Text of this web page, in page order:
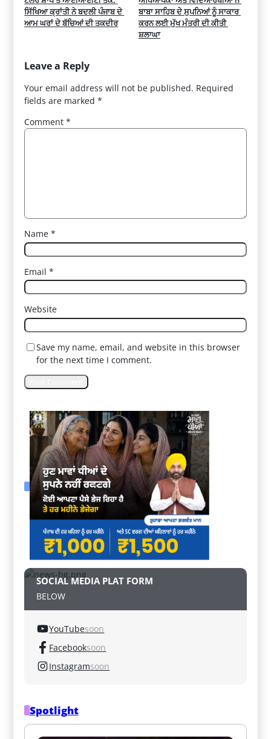
ਸਿੱਖਿਆ ਕ੍ਰਾਂਤੀ ਨੇ ਬਦਲੀ ਪੰਜਾਬ ਦੇ
ਆਮ ਘਰਾਂ ਦੇ ਬੱਚਿਆਂ ਦੀ ਤਕਦੀਰ
ਬਾਬਾ ਸਾਹਿਬ ਦੇ ਸੁਪਨਿਆਂ ਨੂੰ ਸਾਕਾਰ
ਕਰਨ ਲਈ ਮੁੱਖ ਮੰਤਰੀ ਦੀ ਕੀਤੀ
ਸ਼ਲਾਘਾ
Leave a Reply
Your email address will not be published. Required
fields are marked*
Comment*
Name*
Email*
Website
Save my name, email, and website in this browser
for the next time I comment.
SOCIAL MEDIA PLAT FORM
BELOW
YouTubesoon
Facebooksoon
Instagramsoon
Spotlight